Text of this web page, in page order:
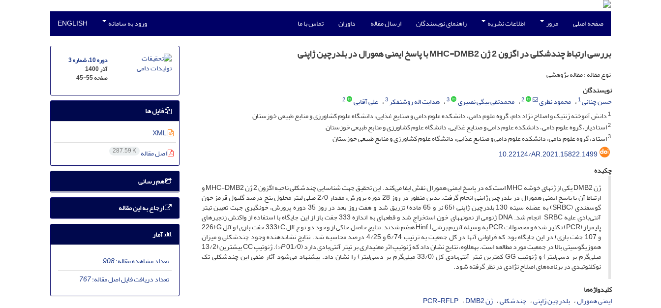
صفحه اصلی مرور اطلاعات نشریه راهنمای نویسندگان ارسال مقاله داوران تماس با ما ورود به سامانه ENGLISH
بررسی ارتباط چندشکلی در اگزون 2 ژن MHC-DMB2 با پاسخ ایمنی همورال در بلدرچین ژاپنی
نوع مقاله : مقاله پژوهشی
نویسندگان
حسن چنانی1 محمود نظری 2 محمدتقی بیگی نصیری 3 هدایت اله روشنفکر3 علی آقایی
2
1دانش آموخته ژنتیک و اصلاح نژاد دام، گروه علوم دامی، دانشکده علوم دامی و صنایع غذایی، دانشگاه علوم کشاورزی و منابع طبیعی خوزستان
2استادیار، گروه علوم دامی، دانشکده علوم دامی و صنایع غذایی، دانشگاه علوم کشاورزی و منابع طبیعی خوزستان
3استاد، گروه علوم دامی، دانشکده علوم دامی و صنایع غذایی، دانشگاه علوم کشاورزی و منابع طبیعی خوزستان
10.22124/AR.2021.15822.1499
چکیده
ژن DMB2 یکی از ژن­های خوشه MHC است که در پاسخ ایمنی همورال نقش ایفا می‌کند. این تحقیق جهت شناسایی چندشکلی ناحیه اگزون 2 ژن MHC-DMB2 و
ارتباط آن با پاسخ ایمنی همورال در بلدرچین ژاپنی انجام گرفت. بدین منظور در روز 28 دوره پرورش، مقدار 2/0 میلی‌ لیتر محلول پنج درصد گلبول قرمز خون
گوسفندی (SRBC) به عضله‌ سینه 130 بلدرچین ژاپنی (65 نر و 65 ماده) تزریق شد و هفت روز بعد در روز 35 دوره پرورش، خون­گیری جهت تعیین تیتر
آنتی‌بادی علیه SRBC انجام شد. DNA ژنومی از نمونه‏های خون استخراج شد و قطعه‏ای به اندازه 333 جفت باز از این جایگاه با استفاده از واکنش زنجیره‏ای
پلی‏مراز (PCR) تکثیر شده و محصولات PCR به وسیله آنزیم برشی Hinf I هضم شدند. نتایج حاصل حاکی از وجود دو نوع آلل C (333 جفت بازی) و آلل G (226
و 107 جفت بازی) در این جایگاه بود که فراوانی آن‏ها در کل جمعیت به ترتیب 6/74 و 4/25 درصد محاسبه شد.‏‏ نتایج نشان­دهنده‏ وجود چندشکلی و میزان
هموزیگوسیتی بالا در جمعیت مورد مطالعه است. به­علاوه، نتایج نشان داد که ژنوتیپ اثر معنی­داری بر تیتر آنتی‌بادی دارد (01/0 P <). ژنوتیپ CC بیشترین (13/2
میلی‌گرم بر دسی‌لیتر) و ژنوتیپ GG کمترین تیتر آنتی‌بادی کل (33/0 میلی‌گرم بر دسی‌لیتر) را نشان داد. پیشنهاد می‌شود آثار منفی این چندشکلی تک
نوکلئوتیدی در برنامه‌های اصلاح‌ نژادی در نظر گرفته شود.
کلیدواژه‌ها
ایمنی همورال بلدرچین ژاپنی چندشکلی ژن DMB2
PCR-RFLP
دوره 10، شماره 3
آذر 1400
صفحه45-55
فایل ها
XML
اصل مقاله 287.59 K
هم رسانی
ارجاع به این مقاله
آمار
تعداد مشاهده مقاله:908
تعداد دریافت فایل اصل مقاله:767